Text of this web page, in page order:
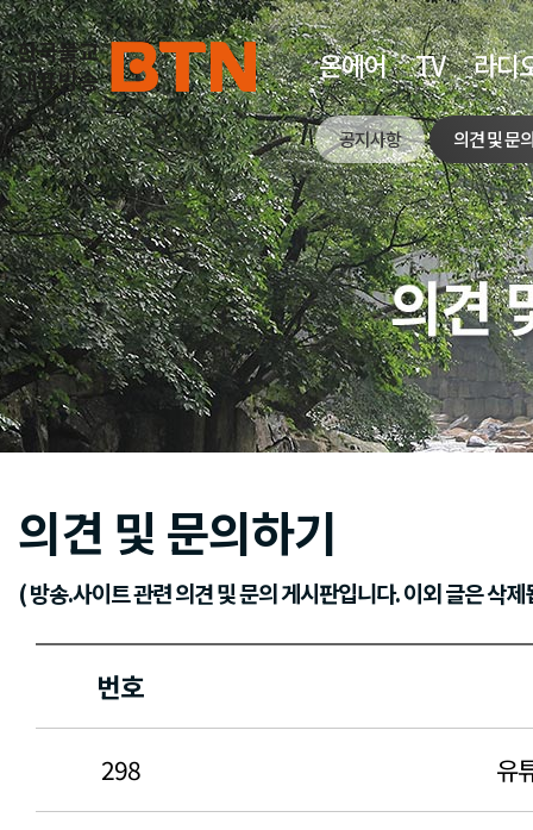
온에어 TV 라디
공지사항 의견 및 문
의견 및 문의하기
( 방송.사이트 관련 의견 및 문의 게시판입니다. 이외 글은 삭제
번호
298 유